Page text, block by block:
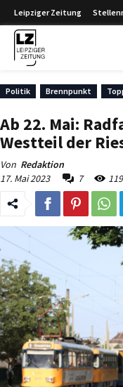
Leipziger Zeitung
Politik Brennpunkt
Ab 22. Mai:
Westteil der
Von Redaktion
17. Mai 2023
7